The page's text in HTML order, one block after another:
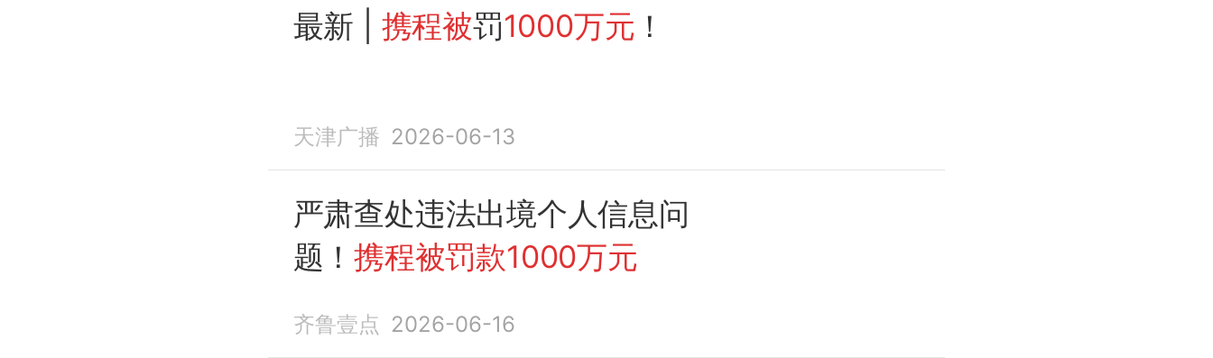
最新 | 携程被罚1000万元 ！
天津广播 2026-06-13
严肃查处违法出境个人信息问
题！携程被罚款1000万元
齐鲁壹点 2026-06-16